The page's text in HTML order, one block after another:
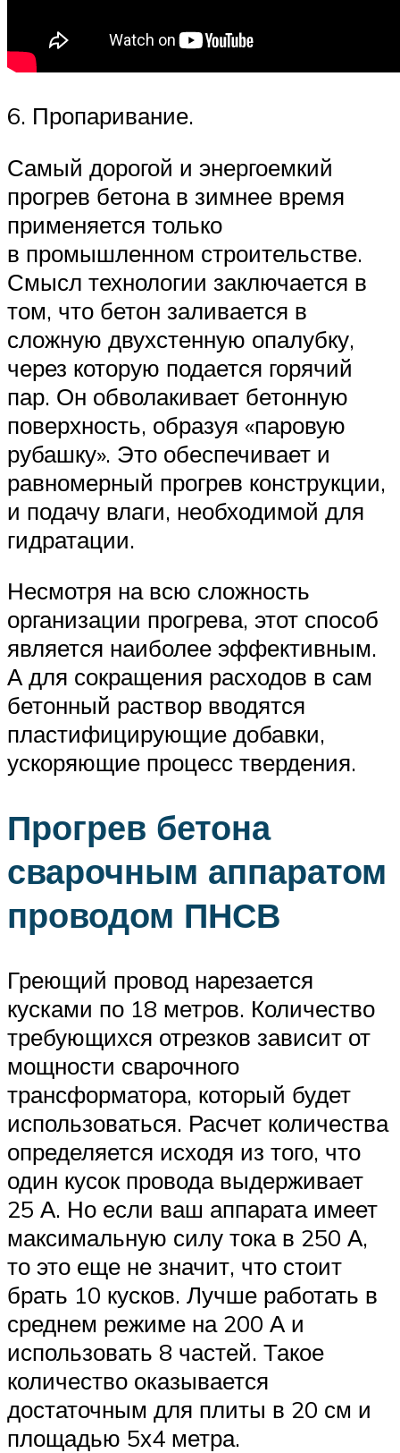
6. Пропаривание.
Самый дорогой и энергоемкий
прогрев бетона в зимнее время
применяется только
в промышленном строительстве.
Смысл технологии заключается в
том, что бетон заливается в
сложную двухстенную опалубку,
через которую подается горячий
пар. Он обволакивает бетонную
поверхность, образуя «паровую
рубашку». Это обеспечивает и
равномерный прогрев конструкции,
и подачу влаги, необходимой для
гидратации.
Несмотря на всю сложность
организации прогрева, этот способ
является наиболее эффективным.
А для сокращения расходов в сам
бетонный раствор вводятся
пластифицирующие добавки,
ускоряющие процесс твердения.
Прогрев бетона
сварочным аппаратом
проводом ПНСВ
Греющий провод нарезается
кусками по 18 метров. Количество
требующихся отрезков зависит от
мощности сварочного
трансформатора, который будет
использоваться. Расчет количества
определяется исходя из того, что
один кусок провода выдерживает
25 А. Но если ваш аппарата имеет
максимальную силу тока в 250 А,
то это еще не значит, что стоит
брать 10 кусков. Лучше работать в
среднем режиме на 200 А и
использовать 8 частей. Такое
количество оказывается
достаточным для плиты в 20 см и
площадью 5х4 метра.